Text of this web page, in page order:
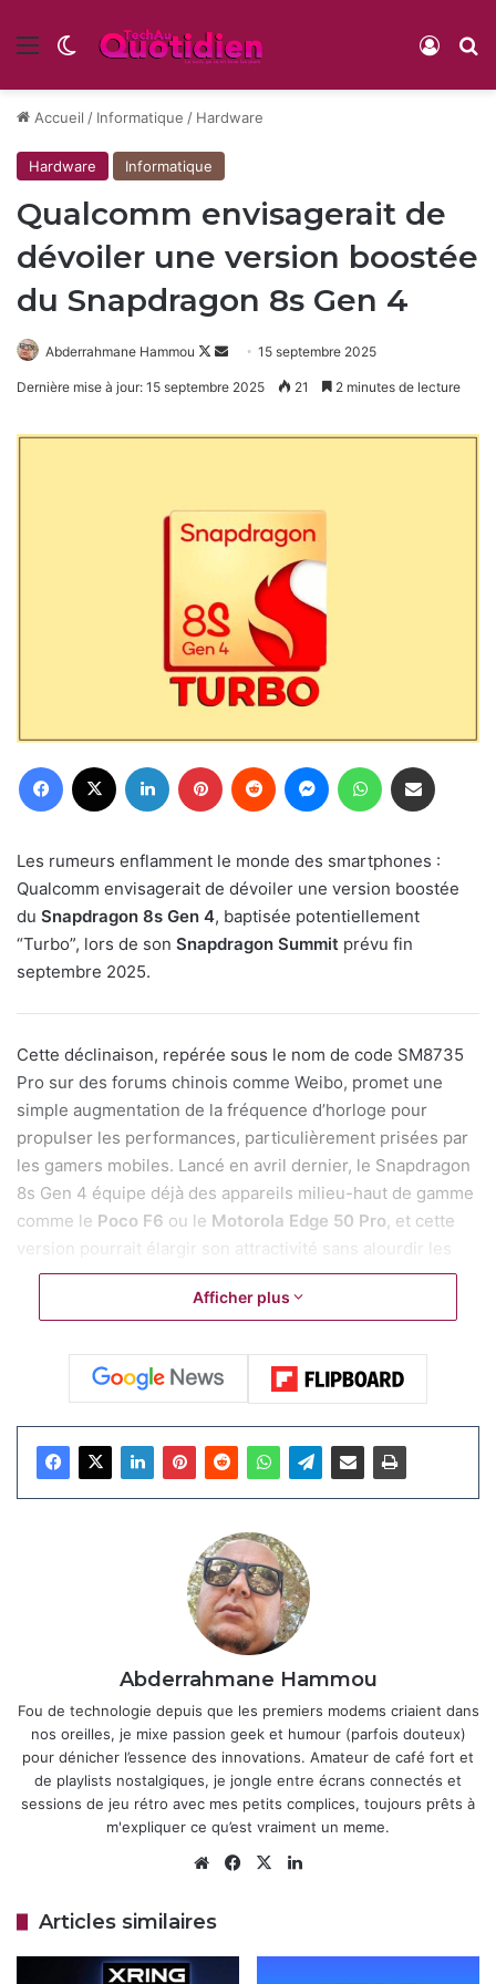
Menu Switch skin
Accueil / Informatique / Hardware
Hardware Informatique
Qualcomm envisagerait de
dévoiler une version boostée
du Snapdragon 8s Gen 4
Abderrahmane Hammou
Follow
Envoyer15 septembre 2025
Dernière mise à jour: 15 septembre 2025 21 2 minutes de lecture
Facebook Linkedin Pinterest Reddit MessengerWhatsApp
Les rumeurs enflamment le monde des smartphones :
Qualcomm envisagerait de dévoiler une version boostée
du Snapdragon 8s Gen 4, baptisée potentiellement
“Turbo”, lors de son Snapdragon Summit prévu fin
septembre 2025.
Cette déclinaison, repérée sous le nom de code SM8735
Pro sur des forums chinois comme Weibo, promet une
simple augmentation de la fréquence d’horloge pour
propulser les performances, particulièrement prisées par
les gamers mobiles. Lancé en avril dernier, le Snapdragon
8s Gen 4 équipe déjà des appareils milieu-haut de gamme
comme le Poco F6 ou le Motorola Edge 50 Pro, et cette
version pourrait élargir son attractivité sans alourdir les
coûts de production.
fine chez Qualcomm, qui cherche à répondre à la demande
croissante pour des puces polyvalentes. Le Snapdragon 8s
CPU Oryon avec des cœurs à 3,0 GHz et un GPU Adreno
735, qui assure un parfait équilibre entre efficacité
énergétique et puissance graphique.La version
sessions de jeu prolongées sans throttling excessif, un
atout face à la concurrence de MediaTek avec ses
Dimensity 9300+ ou de Samsung avec ses Exynos. Des
benchmarks fuités suggèrent une amélioration de 10-15 %
consommation maîtrisée.
Articles similaires
Intel Panther Lake : Les fuites
HWMonitor dévoilent les futurs Core
Ultra pour laptops
A19 Pro : le nouveau processeur des
limites
Afficher plus
Abderrahmane Hammou
Fou de technologie depuis que les premiers modems criaient dans
nos oreilles, je mixe passion geek et humour (parfois douteux)
pour dénicher l’essence des innovations. Amateur de café fort et
de playlists nostalgiques, je jongle entre écrans connectés et
sessions de jeu rétro avec mes petits complices, toujours prêts à
m'expliquer ce qu’est vraiment un meme.
WebsiteFacebook
X
Articles similaires